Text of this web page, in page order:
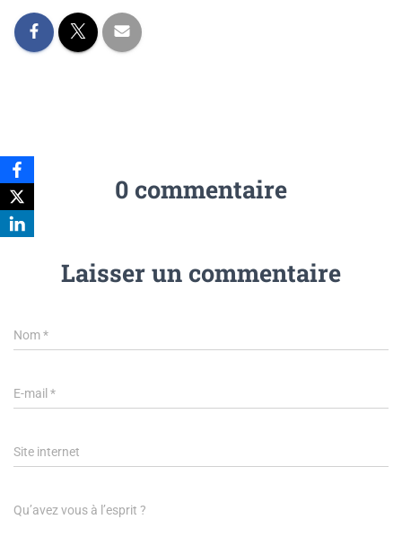
0 commentaire
Laisser un commentaire
Nom*
E-mail *
Site internet
Qu’avez vous à l’esprit ?